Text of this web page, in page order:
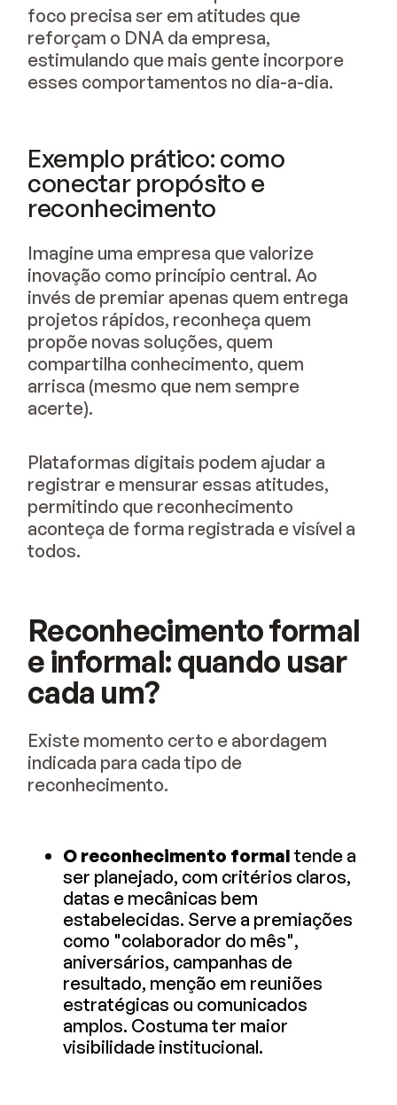
foco precisa ser em atitudes que
reforçam o DNA da empresa,
estimulando que mais gente incorpore
esses comportamentos no dia-a-dia.
Exemplo prático: como
conectar propósito e
reconhecimento
Imagine uma empresa que valorize
inovação como princípio central. Ao
invés de premiar apenas quem entrega
projetos rápidos, reconheça quem
propõe novas soluções, quem
compartilha conhecimento, quem
arrisca (mesmo que nem sempre
acerte).
Plataformas digitais podem ajudar a
registrar e mensurar essas atitudes,
permitindo que reconhecimento
aconteça de forma registrada e visível a
todos.
Reconhecimento formal
e informal: quando usar
cada um?
Existe momento certo e abordagem
indicada para cada tipo de
reconhecimento.
O reconhecimento formal tende a
ser planejado, com critérios claros,
datas e mecânicas bem
estabelecidas. Serve a premiações
como "colaborador do mês",
aniversários, campanhas de
resultado, menção em reuniões
estratégicas ou comunicados
amplos. Costuma ter maior
visibilidade institucional.